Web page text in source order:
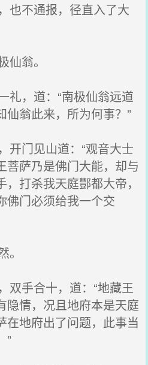
也不通报，径直入了大
翁。
，道：“南极仙翁远道
仙翁此来，所为何事？”
门见山道：“观音大士
菩萨乃是佛门大能，却与
打杀我天庭酆都大帝，
佛门必须给我一个交
手合十，道：“地藏王
隐情，况且地府本是天庭
在地府出了问题，此事当
”